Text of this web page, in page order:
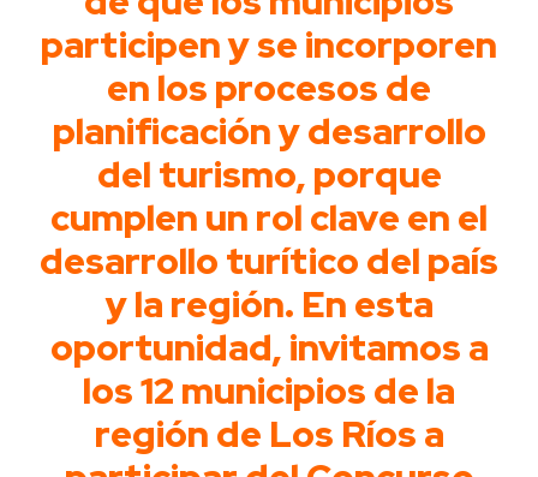
participen y se incorporen
en los procesos de
planificación y desarrollo
del turismo, porque
cumplen un rol clave en el
desarrollo turítico del país
y la región. En esta
oportunidad, invitamos a
los 12 municipios de la
región de Los Ríos a